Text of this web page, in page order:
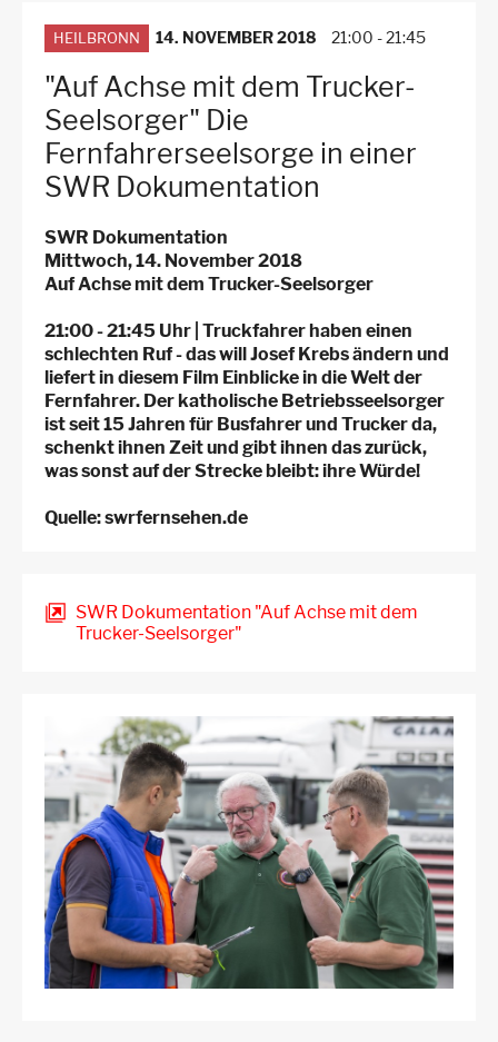
HEILBRONN 14. NOVEMBER 2018 21:00 -21:45
"Auf Achse mit dem Trucker-
Seelsorger" Die
Fernfahrerseelsorge in einer
SWR Dokumentation
SWR Dokumentation
Mittwoch, 14. November 2018
Auf Achse mit dem Trucker-Seelsorger
21:00 - 21:45 Uhr | Truckfahrer haben einen
schlechten Ruf - das will Josef Krebs ändern und
liefert in diesem Film Einblicke in die Welt der
Fernfahrer. Der katholische Betriebsseelsorger
ist seit 15 Jahren für Busfahrer und Trucker da,
schenkt ihnen Zeit und gibt ihnen das zurück,
was sonst auf der Strecke bleibt: ihre Würde!
Quelle: swrfernsehen.de
SWR Dokumentation "Auf Achse mit dem
Trucker-Seelsorger"